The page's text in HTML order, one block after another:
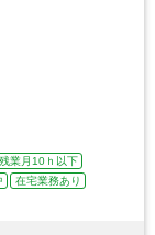
残業月10ｈ以下
在宅業務あり